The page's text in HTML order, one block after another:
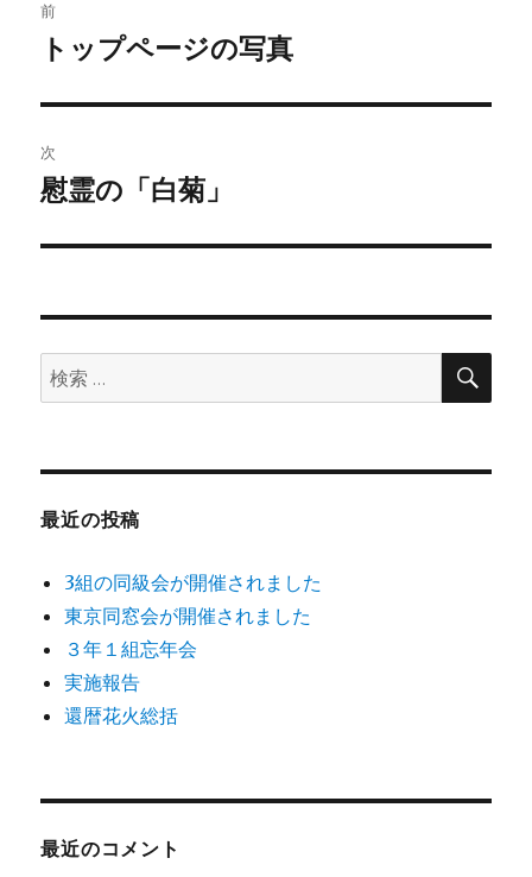
稿
ビ
ゲ
ー
ン
前
前
投
稿:
トップページの写真
次
次
投
慰霊の「白菊」
検
索:
検
最近の投稿
3組の同級会が開催されました
東京同窓会が開催されました
３年１組忘年会
実施報告
還暦花火総括
最近のコメント